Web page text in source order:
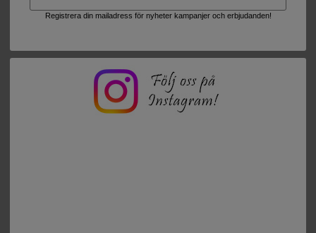
Registrera din mailadress för nyheter kampanjer och erbjudanden!